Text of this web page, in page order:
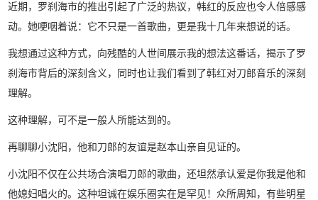
近期，罗刹海市的推出引起了广泛的热议，韩红的反应也令人倍感感
动。她哽咽着说：它不只是一首歌曲，更是我十几年来想说的话。
我想通过这种方式，向残酷的人世间展示我的想法这番话，揭示了罗
刹海市背后的深刻含义，同时也让我们看到了韩红对刀郎音乐的深刻
理解。
这种理解，可不是一般人所能达到的。
再聊聊小沈阳，他和刀郎的友谊是赵本山亲自见证的。
小沈阳不仅在公共场合演唱刀郎的歌曲，还坦然承认爱是你我是他和
他媳妇唱火的。这种坦诚在娱乐圈实在是罕见！众所周知，有些明星